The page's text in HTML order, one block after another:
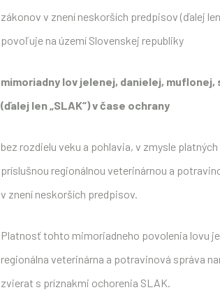
zákonov v znení neskorších predpisov (ďalej
povoľuje na území Slovenskej republiky
mimoriadny lov jelenej, danielej, muflonej,
(ďalej len „SLAK“)v čase ochrany
bez rozdielu veku a pohlavia, v zmysle
príslušnou regionálnou veterinárnou a
v znení neskorších predpisov.
Platnosť tohto mimoriadneho povolenia lovu
regionálna veterinárna a potravinová správa
zvierat s príznakmi ochorenia SLAK.